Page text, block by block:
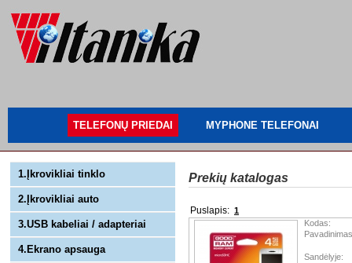
TELEFONŲ PRIEDAI MYPHONE TELEFONAI
1.Įkrovikliai tinklo
2.Įkrovikliai auto
3.USB kabeliai / adapteriai
4.Ekrano apsauga
Prekių katalogas
Puslapis: 1
Kodas:
Sandėlyje: